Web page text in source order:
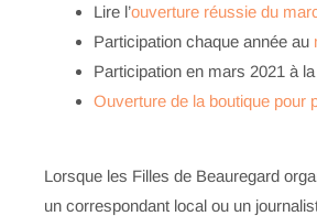
Lire l’ouverture réussie du
Participation chaque année au
Participation en mars 2021 à la
Ouverture de la boutique pour
Lorsque les Filles de Beauregard
un correspondant local ou un